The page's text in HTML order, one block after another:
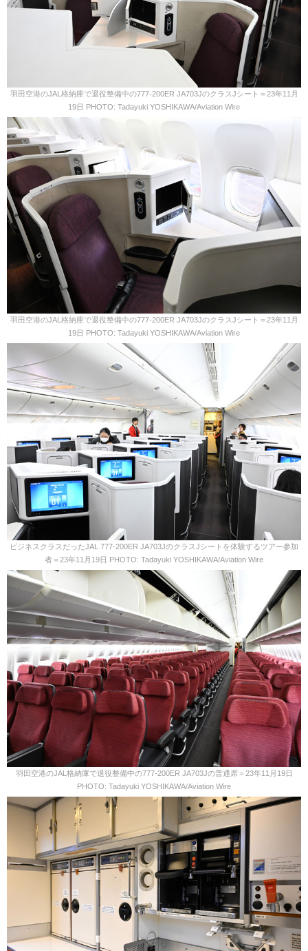
羽田空港のJAL格納庫で退役整備中の777-200ER JA703JのクラスJシート＝23年11月
19日 PHOTO: Tadayuki YOSHIKAWA/Aviation Wire
羽田空港のJAL格納庫で退役整備中の777-200ER JA703JのクラスJシート＝23年11月
19日 PHOTO: Tadayuki YOSHIKAWA/Aviation Wire
ビジネスクラスだったJAL 777-200ER JA703JのクラスJシートを体験するツアー参加
者＝23年11月19日 PHOTO: Tadayuki YOSHIKAWA/Aviation Wire
羽田空港のJAL格納庫で退役整備中の777-200ER JA703Jの普通席＝23年11月19日
PHOTO: Tadayuki YOSHIKAWA/Aviation Wire